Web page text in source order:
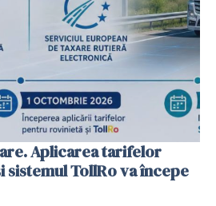
Aplicarea tarifelor
TollRo va începe